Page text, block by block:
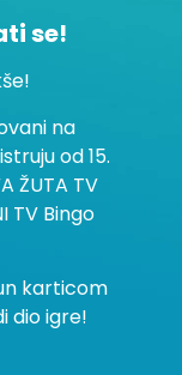
se!
na
od 15.
ŽUTA TV
TV Bingo
karticom
dio igre!